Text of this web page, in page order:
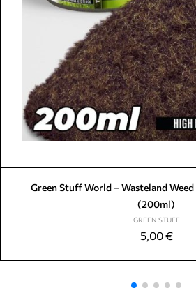
Green Stuff World – Wasteland
(200ml)
GREEN STUFF
5,00€